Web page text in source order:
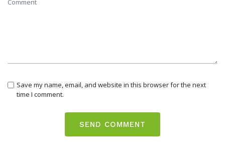
Save my name, email, and website in this browser for the next
time I comment.